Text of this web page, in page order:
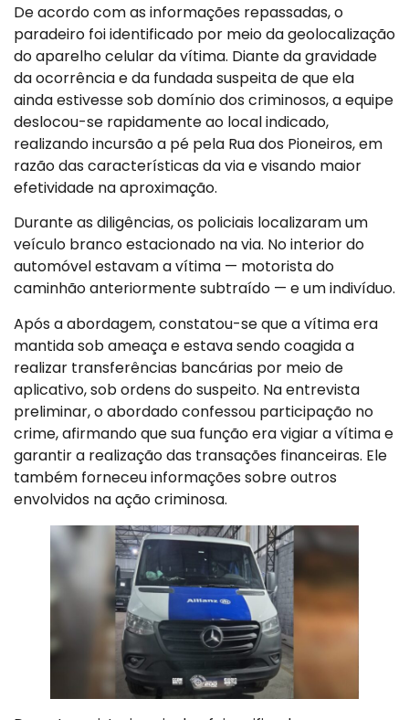
De acordo com as informações repassadas, o
paradeiro foi identificado por meio da geolocalização
do aparelho celular da vítima. Diante da gravidade
da ocorrência e da fundada suspeita de que ela
ainda estivesse sob domínio dos criminosos, a equipe
deslocou-se rapidamente ao local indicado,
realizando incursão a pé pela Rua dos Pioneiros, em
razão das características da via e visando maior
efetividade na aproximação.
Durante as diligências, os policiais localizaram um
veículo branco estacionado na via. No interior do
automóvel estavam a vítima — motorista do
caminhão anteriormente subtraído — e um indivíduo.
Após a abordagem, constatou-se que a vítima era
mantida sob ameaça e estava sendo coagida a
realizar transferências bancárias por meio de
aplicativo, sob ordens do suspeito. Na entrevista
preliminar, o abordado confessou participação no
crime, afirmando que sua função era vigiar a vítima e
garantir a realização das transações financeiras. Ele
também forneceu informações sobre outros
envolvidos na ação criminosa.